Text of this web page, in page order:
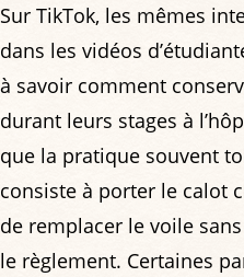
Sur TikTok, les mêmes
dans les vidéos
à savoir comment
durant leurs stages à
que la pratique souvent
consiste à porter le calot
de remplacer le voile
le règlement. Certaines